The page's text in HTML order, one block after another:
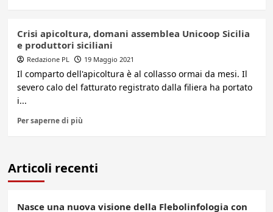
Crisi apicoltura, domani assemblea Unicoop Sicilia
e produttori siciliani
Redazione PL 19 Maggio 2021
Il comparto dell'apicoltura è al collasso ormai da mesi. Il
severo calo del fatturato registrato dalla filiera ha portato
i...
Per saperne di più
Articoli recenti
Nasce una nuova visione della Flebolinfologia con